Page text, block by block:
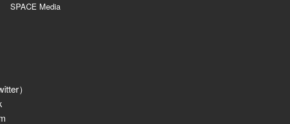
SPACE Media
）